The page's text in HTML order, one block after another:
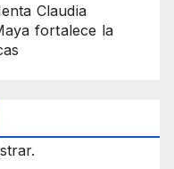
Claudia
fortalece la